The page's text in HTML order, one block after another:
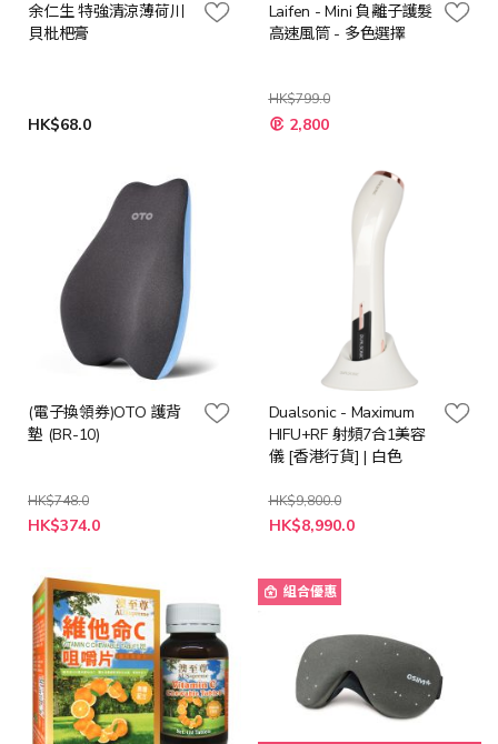
余仁生 特強清涼薄荷川
貝枇杷膏
HK$68.0
Laifen - Mini 負離子護髮
高速風筒 - 多色選擇
HK$799.0
2,800
(電子換領券)OTO 護背
墊 (BR-10)
HK$748.0
特
殊
HK$374.0
Dualsonic - Maximum
HIFU+RF 射頻7合1美容
儀 [香港行貨] | 白色
HK$9,800.0
特
殊
HK$8,990.0
組合優惠